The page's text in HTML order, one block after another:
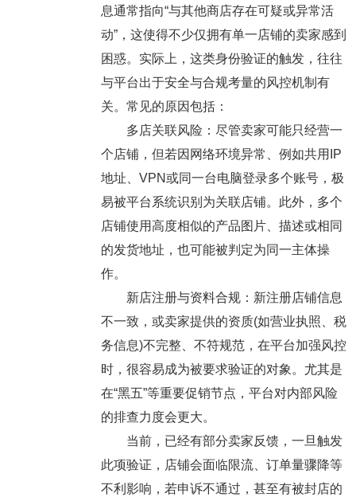
息通常指向“与其他商店存在可疑或异常活
动”，这使得不少仅拥有单一店铺的卖家感到
困惑。实际上，这类身份验证的触发，往往
与平台出于安全与合规考量的风控机制有
关。常见的原因包括：
多店关联风险：尽管卖家可能只经营一
个店铺，但若因网络环境异常、例如共用IP
地址、VPN或同一台电脑登录多个账号，极
易被平台系统识别为关联店铺。此外，多个
店铺使用高度相似的产品图片、描述或相同
的发货地址，也可能被判定为同一主体操
作。
新店注册与资料合规：新注册店铺信息
不一致，或卖家提供的资质(如营业执照、税
务信息)不完整、不符规范，在平台加强风控
时，很容易成为被要求验证的对象。尤其是
在“黑五”等重要促销节点，平台对内部风险
的排查力度会更大。
当前，已经有部分卖家反馈，一旦触发
此项验证，店铺会面临限流、订单量骤降等
不利影响，若申诉不通过，甚至有被封店的